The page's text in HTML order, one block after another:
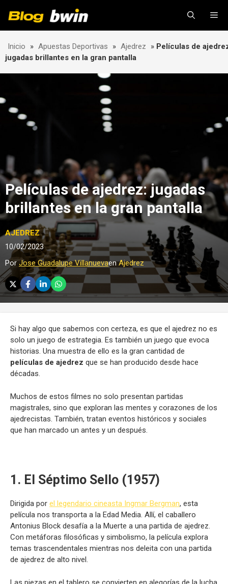
Inicio » Apuestas Deportivas » Ajedrez » Películas de
jugadas brillantes en la gran pantalla
Películas de ajedrez: jugadas
brillantes en la gran pantalla
AJEDREZ
10/02/2023
PorJose Guadalupe VillanuevaenAjedrez
Si hay algo que sabemos con certeza, es que el ajedrez no es
solo un juego de estrategia. Es también un juego que evoca
historias. Una muestra de ello es la gran cantidad de
películas de ajedrez que se han producido desde hace
décadas.
Muchos de estos filmes no solo presentan partidas
magistrales, sino que exploran las mentes y corazones de los
ajedrecistas. También, tratan eventos históricos y sociales
que han marcado un antes y un después.
1. El Séptimo Sello (1957)
Dirigida por el legendario cineasta Ingmar Bergman, esta
película nos transporta a la Edad Media. Allí, el caballero
Antonius Block desafía a la Muerte a una partida de ajedrez.
Con metáforas filosóficas y simbolismo, la película explora
temas trascendentales mientras nos deleita con una partida
de ajedrez de alto nivel.